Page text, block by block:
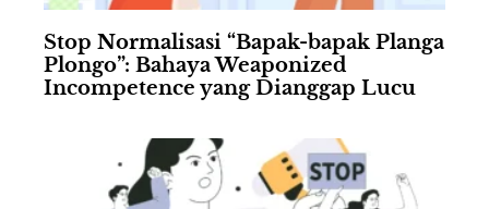
Stop Normalisasi “Bapak-bapak Planga
Plongo”: Bahaya Weaponized
Incompetence yang Dianggap Lucu